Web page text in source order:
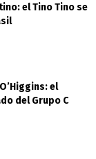
el Tino Tino se
el
del Grupo C